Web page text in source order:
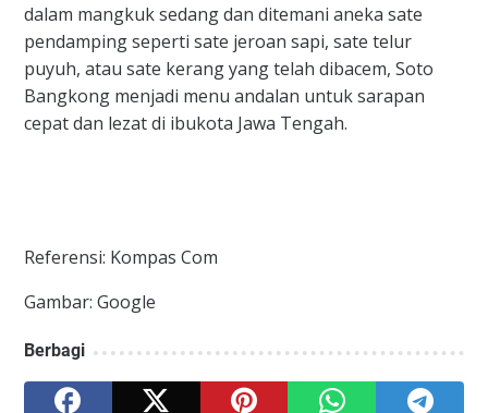
dalam mangkuk sedang dan ditemani aneka sate
pendamping seperti sate jeroan sapi, sate telur
puyuh, atau sate kerang yang telah dibacem, Soto
Bangkong menjadi menu andalan untuk sarapan
cepat dan lezat di ibukota Jawa Tengah.
Referensi: Kompas Com
Gambar: Google
Berbagi